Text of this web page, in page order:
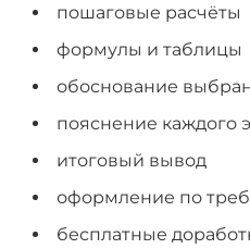
пошаговые расчёты
формулы и таблицы
обоснование
пояснение каждого
итоговый вывод
оформление по
бесплатные